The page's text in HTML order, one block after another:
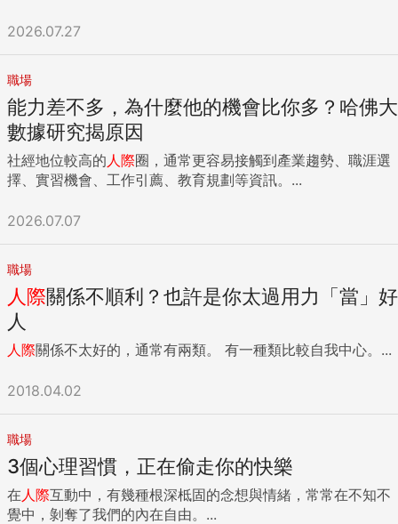
2026.07.27
職場
能力差不多，為什麼他的機會比你多？哈佛大
數據研究揭原因
社經地位較高的 人際圈，通常更容易接觸到產業趨勢、職涯選
擇、實習機會、工作引薦、教育規劃等資訊。...
2026.07.07
職場
人際關係不順利？也許是你太過用力「當」好
人
人際 關係不太好的，通常有兩類。 有一種類比較自我中心。...
2018.04.02
職場
3個心理習慣，正在偷走你的快樂
在 人際互動中，有幾種根深柢固的念想與情緒，常常在不知不
覺中，剝奪了我們的內在自由。...